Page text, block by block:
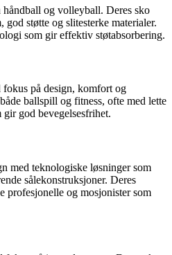
og volleyball. Deres sko
god støtte og slitesterke materialer.
som gir effektiv støtabsorbering.
på design, komfort og
ballspill og fitness, ofte med lette
god bevegelsesfrihet.
med teknologiske løsninger som
sålekonstruksjoner. Deres
profesjonelle og mosjonister som